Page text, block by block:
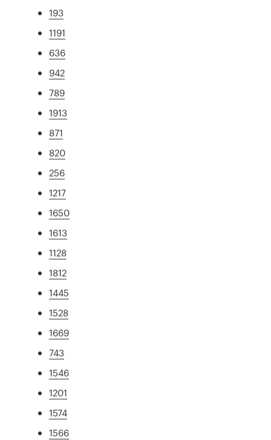
193
1191
636
942
789
1913
871
820
256
1217
1650
1613
1128
1812
1445
1528
1669
743
1546
1201
1574
1566